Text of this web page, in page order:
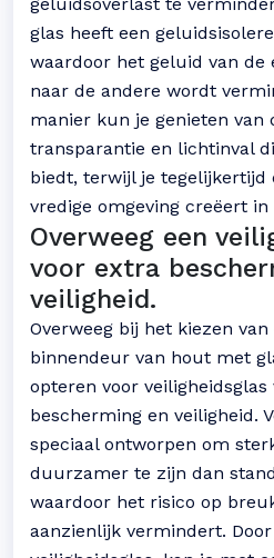
glas heeft een
waardoor het geluid van de
naar de andere wordt
manier kun je genieten van
transparantie en lichtinval
biedt, terwijl je tegelijkertijd
vredige omgeving creëert in
Overweeg een
voor extra
veiligheid.
Overweeg bij het kiezen van
binnendeur van hout met
opteren voor veiligheidsglas
bescherming en veiligheid.
speciaal ontworpen om
duurzamer te zijn dan
waardoor het risico op
aanzienlijk vermindert.